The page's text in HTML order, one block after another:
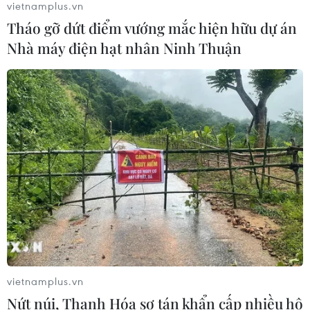
Mỹ kiểm tra gần 500 chiếc Boeing 737
MAX do nguy cơ nứt thân máy bay
06/08/2026 23:31
Xem thêm
CƠ QUAN CHỦ QUẢN: THÔNG TẤN XÃ VIỆT NAM
Tổng Biên tập: TRẦN TIẾN DUẨN
vietnamplus.vn
Tháo gỡ dứt điểm vướng mắc hiện hữu dự án
Nhà máy điện hạt nhân Ninh Thuận
vietnamplus.vn
Nứt núi, Thanh Hóa sơ tán khẩn cấp nhiều hộ